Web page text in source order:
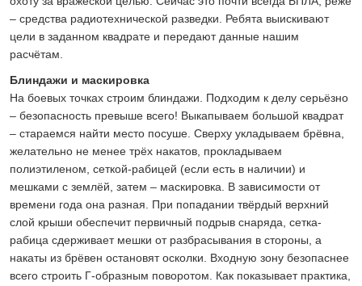
– средства радиотехнической разведки. Ребята выискивают
цели в заданном квадрате и передают данные нашим
расчётам.
Блиндажи и маскировка
На боевых точках строим блиндажи. Подходим к делу серьёзно
– безопасность превыше всего! Выкапываем большой квадрат
– стараемся найти место посуше. Сверху укладываем брёвна,
желательно не менее трёх накатов, прокладываем
полиэтиленом, сеткой-рабицей (если есть в наличии) и
мешками с землёй, затем – маскировка. В зависимости от
времени года она разная. При попадании твёрдый верхний
слой крыши обеспечит первичный подрыв снаряда, сетка-
рабица сдерживает мешки от разбрасывания в стороны, а
накаты из брёвен остановят осколки. Входную зону безопаснее
всего строить Г-образным поворотом. Как показывает практика,